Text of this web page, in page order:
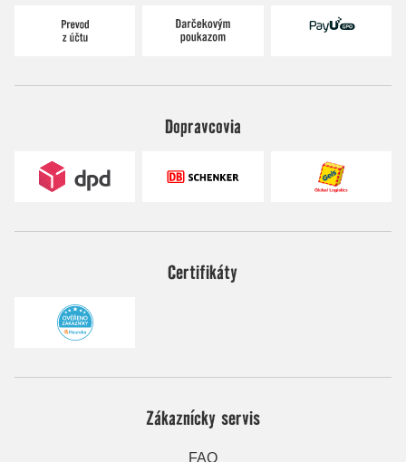
Dopravcovia
Certifikáty
Zákaznícky servis
FAQ